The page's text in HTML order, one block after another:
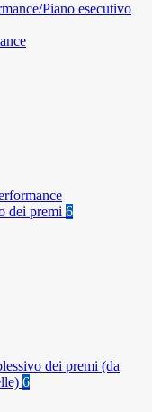
Piano esecutivo
dei premi 6
dei premi (da
6